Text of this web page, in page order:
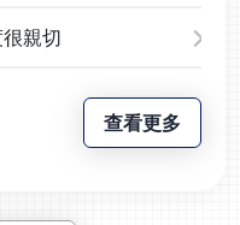
親切
查看更多